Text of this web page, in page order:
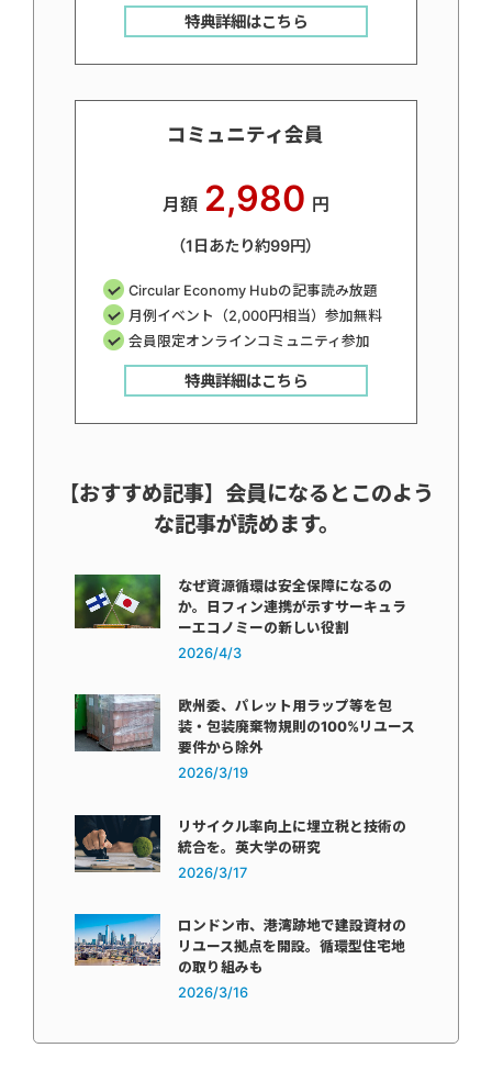
特典詳細はこちら
コミュニティ会員
月額 2,980 円
（1日あたり約99円）
Circular Economy Hubの記事読み放題
月例イベント（2,000円相当）参加無料
会員限定オンラインコミュニティ参加
特典詳細はこちら
【おすすめ記事】会員になるとこのよう
な記事が読めます。
なぜ資源循環は安全保障になるの
か。日フィン連携が示すサーキュラ
ーエコノミーの新しい役割
2026/4/3
欧州委、パレット用ラップ等を包
装・包装廃棄物規則の100%リユース
要件から除外
2026/3/19
リサイクル率向上に埋立税と技術の
統合を。英大学の研究
2026/3/17
ロンドン市、港湾跡地で建設資材の
リユース拠点を開設。循環型住宅地
の取り組みも
2026/3/16